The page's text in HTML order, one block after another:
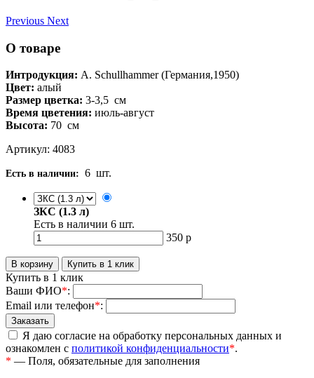
Previous Next
О товаре
Интродукция: A. Schullhammer (Германия,1950)
Цвет: алый
Размер цветка: 3-3,5 см
Время цветения: июль-август
Высота: 70 см
Артикул: 4083
Есть в наличии: 6 шт.
ЗКС (1.3 л)
Есть в наличии 6 шт.
350 р
Купить в 1 клик
Ваши ФИО*:
Email или телефон*:
Я даю согласие на обработку персональных данных и
ознакомлен с политикой конфиденциальности*.
* — Поля, обязательные для заполнения